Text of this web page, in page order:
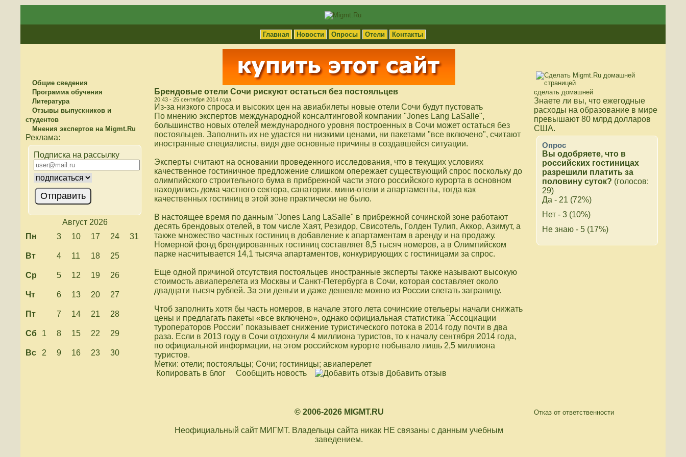
Главная Новости Опросы Отели Контакты
Общие сведения
Программа обучения
Литература
Отзывы выпускников и
студентов
Мнения экспертов на Migmt.Ru
Подписка на рассылку
Август 2026
Пн
3 10 17 24 31
Вт 4 11 18 25
Ср 5 12 19 26
Чт 6 13 20 27
Пт 7 14 21 28
Сб 1 8 15 22 29
Вс 2 9 16 23 30
Брендовые отели Сочи рискуют остаться без постояльцев
20:43 - 25 сентября 2014 года
Из-за низкого спроса и высоких цен на авиабилеты новые отели Сочи будут пустовать
По мнению экспертов международной консалтинговой компании "Jones Lang LaSalle",
большинство новых отелей международного уровня построенных в Сочи может остаться без
постояльцев. Заполнить их не удастся ни низкими ценами, ни пакетами "все включено", считают
иностранные специалисты, видя две основные причины в создавшейся ситуации.
Эксперты считают на основании проведенного исследования, что в текущих условиях
качественное гостиничное предложение слишком опережает существующий спрос поскольку до
олимпийского строительного бума в прибрежной части этого российского курорта в основном
находились дома частного сектора, санатории, мини-отели и апартаменты, тогда как
качественных гостиниц в этой зоне практически не было.
В настоящее время по данным "Jones Lang LaSalle" в прибрежной сочинской зоне работают
десять брендовых отелей, в том числе Хаят, Резидор, Свисотель, Голден Тулип, Аккор, Азимут, а
также множество частных гостиниц в добавление к апартаментам в аренду и на продажу.
Номерной фонд брендированных гостиниц составляет 8,5 тысяч номеров, а в Олимпийском
парке насчитывается 14,1 тысяча апартаментов, конкурирующих с гостиницами за спрос.
Еще одной причиной отсутствия постояльцев иностранные эксперты также называют высокую
стоимость авиаперелета из Москвы и Санкт-Петербурга в Сочи, которая составляет около
двадцати тысяч рублей. За эти деньги и даже дешевле можно из России слетать заграницу.
Чтоб заполнить хотя бы часть номеров, в начале этого лета сочинские отельеры начали снижать
цены и предлагать пакеты «все включено», однако официальная статистика "Ассоциации
туроператоров России" показывает снижение туристического потока в 2014 году почти в два
раза. Если в 2013 году в Сочи отдохнули 4 миллиона туристов, то к началу сентября 2014 года,
по официальной информации, на этом российском курорте побывало лишь 2,5 миллиона
туристов.
Метки: отели; постояльцы; Сочи; гостиницы; авиаперелет
Копировать в блог
Сообщить новость Добавить отзыв
сделать домашней
Знаете ли вы, что ежегодные
расходы на образование в мире
превышают 80 млрд долларов
США.
Опрос
Вы одобряете, что в
российских гостиницах
разрешили платить за
половину суток? (голосов:
29)
Да - 21 (72%)
Нет - 3 (10%)
Не знаю - 5 (17%)
© 2006-2026 MIGMT.RU
Неофициальный сайт МИГМТ. Владельцы сайта никак НЕ связаны с данным учебным
заведением.
Отказ от ответственности